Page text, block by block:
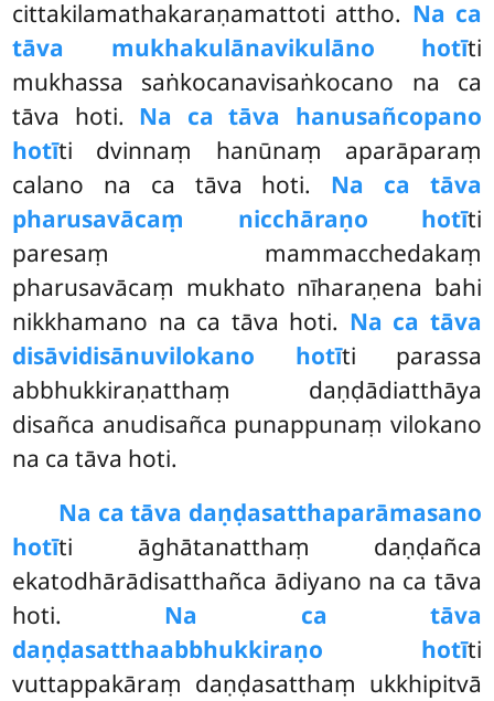
cittakilamathakaraṇamattoti attho. Na ca
tāva mukhakulānavikulāno hotīti
mukhassa saṅkocanavisaṅkocano na ca
tāva hoti. Na ca tāva hanusañcopano
hotīti dvinnaṃ hanūnaṃ aparāparaṃ
calano na ca tāva hoti. Na ca tāva
pharusavācaṃ nicchāraṇo hotīti
paresaṃ mammacchedakaṃ
pharusavācaṃ mukhato nīharaṇena bahi
nikkhamano na ca tāva hoti. Na ca tāva
disāvidisānuvilokano hotīti parassa
abbhukkiraṇatthaṃ daṇḍādiatthāya
disañca anudisañca punappunaṃ vilokano
na ca tāva hoti.
Na ca tāva daṇḍasatthaparāmasano
hotīti āghātanatthaṃ daṇḍañca
ekatodhārādisatthañca ādiyano na ca tāva
hoti. Na ca tāva
daṇḍasatthaabbhukkiraṇo hotīti
vuttappakāraṃ daṇḍasatthaṃ ukkhipitvā